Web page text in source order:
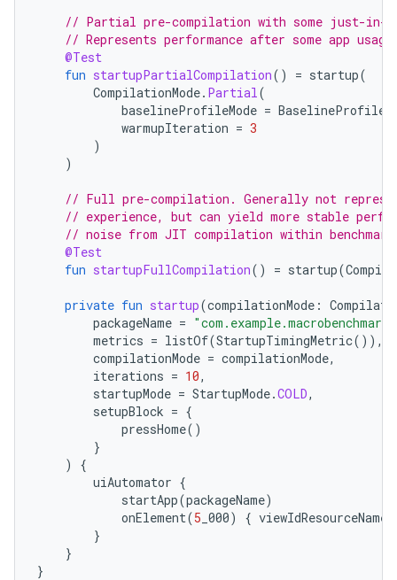
// Partial pre-compilation with some just-in-
// Represents performance after some app
@Test
fun startupPartialCompilation() = startup(
CompilationMode. Partial(
baselineProfileMode =
warmupIteration = 3
)
)
// Full pre-compilation. Generally not
// experience, but can yield more stable
// noise from JIT compilation within
@Test
fun startupFullCompilation() = startup(
private fun startup(compilationMode :
packageName =
metrics = listOf(StartupTimingMetric()),
compilationMode = compilationMode,
iterations = 10,
startupMode = StartupMode.COLD,
setupBlock = {
pressHome()
}
)
{
uiAutomator {
startApp(packageName)
onElement(5 _000) { viewIdResourceName
}
}
}